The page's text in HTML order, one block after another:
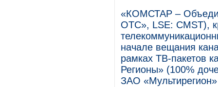
«КОМСТАР –
ОТС», LSE: CMST),
начале вещания
рамках ТВ-пакетов
Регионы» (100%
ЗАО